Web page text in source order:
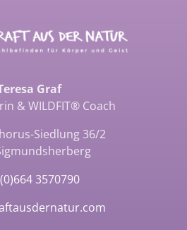
Graf
& WILDFIT® Coach
Siedlung 36/2
3570790